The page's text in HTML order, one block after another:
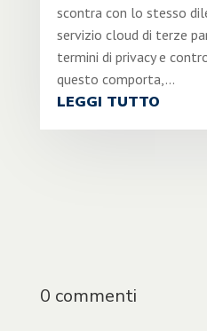
scontra con lo stesso
servizio cloud di terze
termini di privacy e
questo comporta,...
LEGGI TUTTO
0 commenti